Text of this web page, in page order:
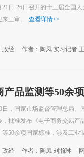
21日-26日召开的十三届全国
来三审。
查看详情>>
政经 作者：陶凤 实习记者
产品监测等50余
日，国家市场监督管理总局、
，批准发布《电子商务交易产
等50余项国家标准，涉及工业
政经 作者：陶凤 刘瀚琳